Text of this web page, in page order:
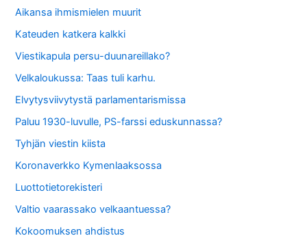
Aikansa ihmismielen muurit
Kateuden katkera kalkki
Viestikapula persu-duunareillako?
Velkaloukussa: Taas tuli karhu.
Elvytysviivytystä parlamentarismissa
Paluu 1930-luvulle, PS-farssi eduskunnassa?
Tyhjän viestin kiista
Koronaverkko Kymenlaaksossa
Luottotietorekisteri
Valtio vaarassako velkaantuessa?
Kokoomuksen ahdistus